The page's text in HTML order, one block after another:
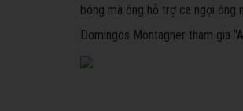
bóng mà ông hỗ trợ ca ngợi ông
Domingos Montagner tham gia